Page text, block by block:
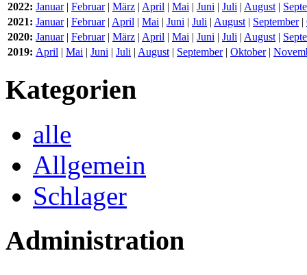
2022: Januar| Februar| März | April | Mai | Juni | Juli | August|
2021: Januar| Februar| April | Mai | Juni | Juli | August| September|
2020: Januar| Februar| März | April | Mai | Juni | Juli | August|
2019: April | Mai | Juni | Juli | August| September| Oktober|
Kategorien
alle
Allgemein
Schlager
Administration